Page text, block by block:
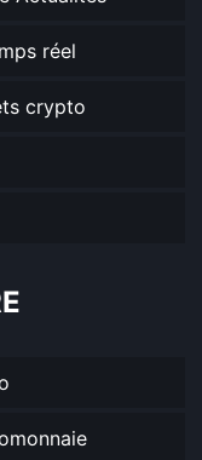
réel
crypto